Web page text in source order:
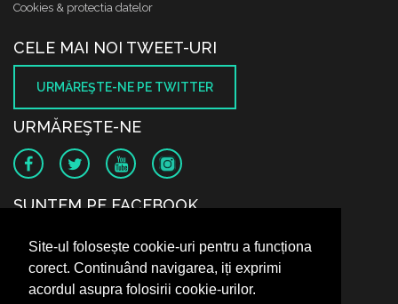
Site-ul folosește cookie-uri pentru a funcționa
corect. Continuând navigarea, iți exprimi
acordul asupra folosirii cookie-urilor.
Cookies & protectia datelor
CELE MAI NOI TWEET-URI
URMĂREŞTE-NE PE TWITTER
URMĂREŞTE-NE
SUNTEM PE FACEBOOK